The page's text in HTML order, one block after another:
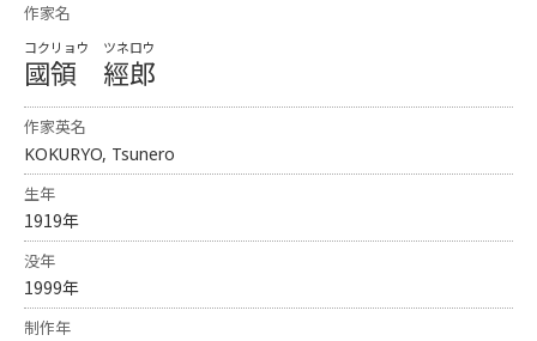
作家名
コクリョウ ツネロウ
國領 經郎
作家英名
KOKURYO, Tsunero
生年
1919年
没年
1999年
制作年